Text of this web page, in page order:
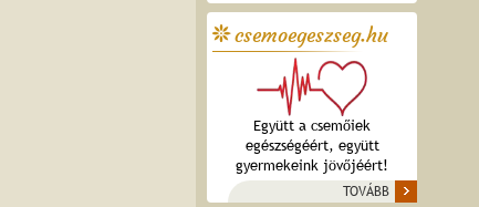
csemoegeszseg.hu
Együtt a csemőiek
egészségéért, együtt
gyermekeink jövőjéért!
TOVÁBB